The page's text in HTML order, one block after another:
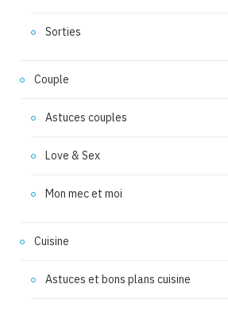
Sorties
Couple
Astuces couples
Love & Sex
Mon mec et moi
Cuisine
Astuces et bons plans cuisine